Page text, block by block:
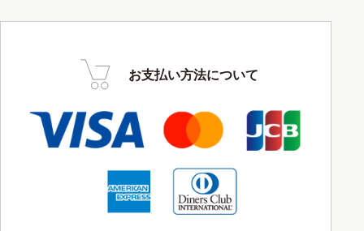
お支払い方法について